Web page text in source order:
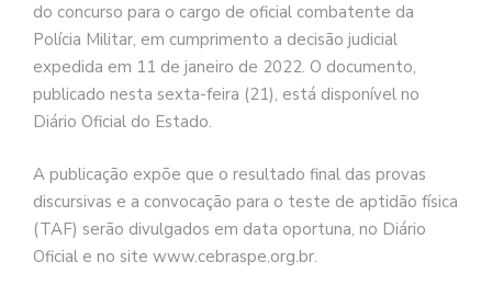
do concurso para o cargo de oficial combatente da
Polícia Militar, em cumprimento a decisão judicial
expedida em 11 de janeiro de 2022. O documento,
publicado nesta sexta-feira (21), está disponível no
Diário Oficial do Estado.
A publicação expõe que o resultado final das provas
discursivas e a convocação para o teste de aptidão física
(TAF) serão divulgados em data oportuna, no Diário
Oficial e no site www.cebraspe.org.br.